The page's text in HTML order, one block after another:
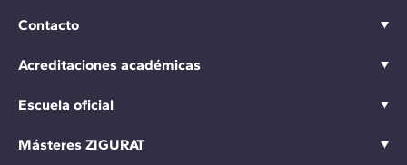
Contacto
Acreditaciones académicas
Escuela oficial
Másteres ZIGURAT